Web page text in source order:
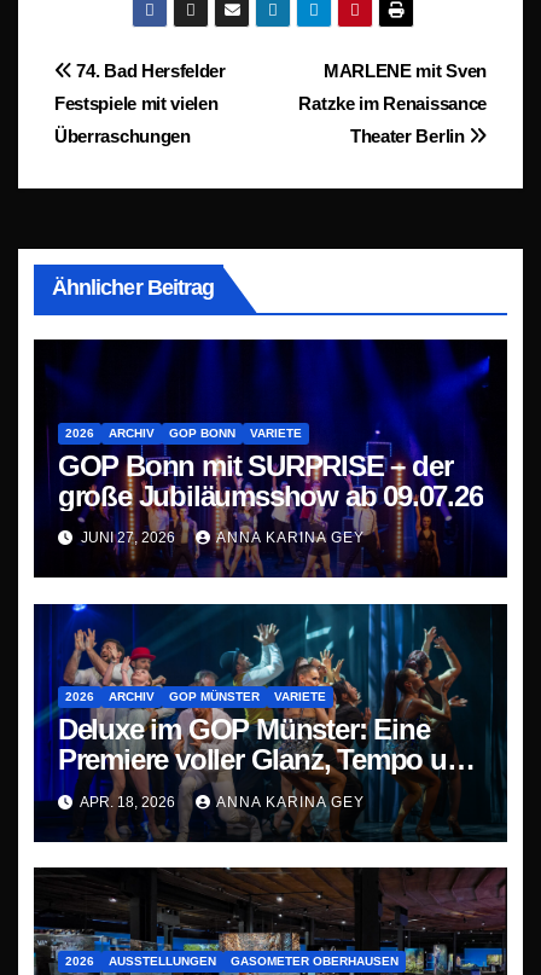
BeitragsnavigationMARLENE mit Sven
Ratzke im Renaissance
Theater Berlin
74. Bad Hersfelder
Festspiele mit vielen
Überraschungen
Ähnlicher Beitrag
2026 ARCHIV GOP BONN VARIETE
GOP Bonn mit SURPRISE – der
große Jubiläumsshow ab 09.07.26
JUNI 27, 2026 ANNA KARINA GEY
2026 ARCHIV GOP MÜNSTER VARIETE
Deluxe im GOP Münster: Eine
Premiere voller Glanz, Tempo und
Staunen
APR. 18, 2026 ANNA KARINA GEY
2026 AUSSTELLUNGEN GASOMETER OBERHAUSEN